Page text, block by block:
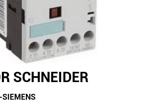
SCHNEIDER
SIEMENS